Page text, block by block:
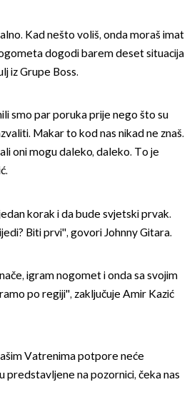
Kad nešto voliš, onda moraš imat
dogodi barem deset situacija
iz Grupe Boss.
smo par poruka prije nego što su
Makar to kod nas nikad ne znaš.
oni mogu daleko, daleko. To je
korak i da bude svjetski prvak.
Biti prvi'', govori Johnny Gitara.
igram nogomet i onda sa svojim
po regiji'', zaključuje Amir Kazić
Vatrenima potpore neće
predstavljene na pozornici, čeka nas